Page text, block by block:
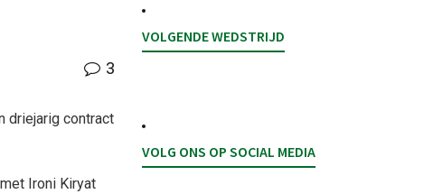
3
driejarig contract
Ironi Kiryat
VOLGENDE WEDSTRIJD
VOLG ONS OP SOCIAL MEDIA